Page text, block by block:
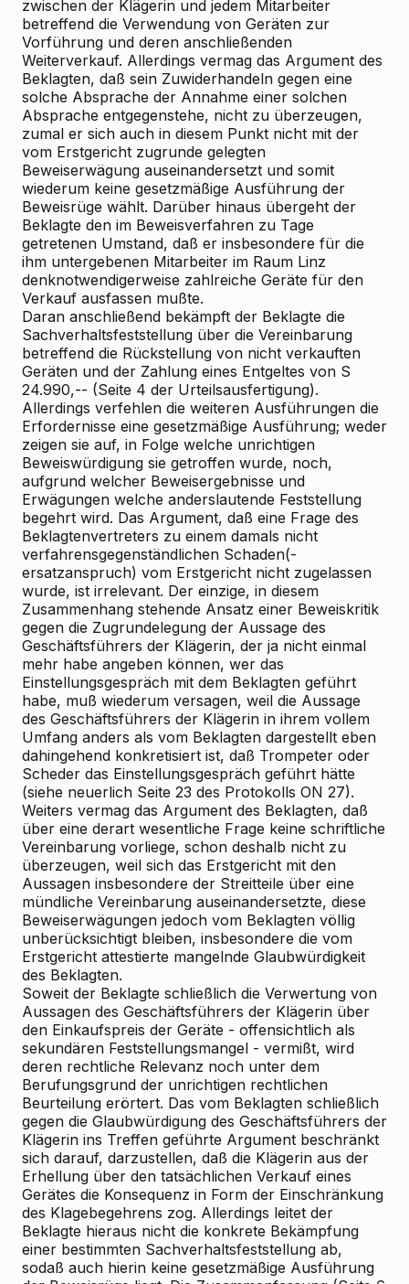
zwischen der Klägerin und jedem Mitarbeiter
betreffend die Verwendung von Geräten zur
Vorführung und deren anschließenden
Weiterverkauf. Allerdings vermag das Argument des
Beklagten, daß sein Zuwiderhandeln gegen eine
solche Absprache der Annahme einer solchen
Absprache entgegenstehe, nicht zu überzeugen,
zumal er sich auch in diesem Punkt nicht mit der
vom Erstgericht zugrunde gelegten
Beweiserwägung auseinandersetzt und somit
wiederum keine gesetzmäßige Ausführung der
Beweisrüge wählt. Darüber hinaus übergeht der
Beklagte den im Beweisverfahren zu Tage
getretenen Umstand, daß er insbesondere für die
ihm untergebenen Mitarbeiter im Raum Linz
denknotwendigerweise zahlreiche Geräte für den
Verkauf ausfassen mußte.
Daran anschließend bekämpft der Beklagte die
Sachverhaltsfeststellung über die Vereinbarung
betreffend die Rückstellung von nicht verkauften
Geräten und der Zahlung eines Entgeltes von S
24.990,-- (Seite 4 der Urteilsausfertigung).
Allerdings verfehlen die weiteren Ausführungen die
Erfordernisse eine gesetzmäßige Ausführung; weder
zeigen sie auf, in Folge welche unrichtigen
Beweiswürdigung sie getroffen wurde, noch,
aufgrund welcher Beweisergebnisse und
Erwägungen welche anderslautende Feststellung
begehrt wird. Das Argument, daß eine Frage des
Beklagtenvertreters zu einem damals nicht
verfahrensgegenständlichen Schaden(-
ersatzanspruch) vom Erstgericht nicht zugelassen
wurde, ist irrelevant. Der einzige, in diesem
Zusammenhang stehende Ansatz einer Beweiskritik
gegen die Zugrundelegung der Aussage des
Geschäftsführers der Klägerin, der ja nicht einmal
mehr habe angeben können, wer das
Einstellungsgespräch mit dem Beklagten geführt
habe, muß wiederum versagen, weil die Aussage
des Geschäftsführers der Klägerin in ihrem vollem
Umfang anders als vom Beklagten dargestellt eben
dahingehend konkretisiert ist, daß Trompeter oder
Scheder das Einstellungsgespräch geführt hätte
(siehe neuerlich Seite 23 des Protokolls ON 27).
Weiters vermag das Argument des Beklagten, daß
über eine derart wesentliche Frage keine schriftliche
Vereinbarung vorliege, schon deshalb nicht zu
überzeugen, weil sich das Erstgericht mit den
Aussagen insbesondere der Streitteile über eine
mündliche Vereinbarung auseinandersetzte, diese
Beweiserwägungen jedoch vom Beklagten völlig
unberücksichtigt bleiben, insbesondere die vom
Erstgericht attestierte mangelnde Glaubwürdigkeit
des Beklagten.
Soweit der Beklagte schließlich die Verwertung von
Aussagen des Geschäftsführers der Klägerin über
den Einkaufspreis der Geräte - offensichtlich als
sekundären Feststellungsmangel - vermißt, wird
deren rechtliche Relevanz noch unter dem
Berufungsgrund der unrichtigen rechtlichen
Beurteilung erörtert. Das vom Beklagten schließlich
gegen die Glaubwürdigung des Geschäftsführers der
Klägerin ins Treffen geführte Argument beschränkt
sich darauf, darzustellen, daß die Klägerin aus der
Erhellung über den tatsächlichen Verkauf eines
Gerätes die Konsequenz in Form der Einschränkung
des Klagebegehrens zog. Allerdings leitet der
Beklagte hieraus nicht die konkrete Bekämpfung
einer bestimmten Sachverhaltsfeststellung ab,
sodaß auch hierin keine gesetzmäßige Ausführung